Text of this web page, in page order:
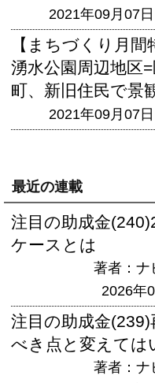
2021年09月07
【まちづくり月
湧水公園周辺地区
町、新旧住民で景
2021年09月07
最近の連載
注目の助成金
ケースとは
著者：ナ
2026年
注目の助成金
べき点と変えては
著者：ナ